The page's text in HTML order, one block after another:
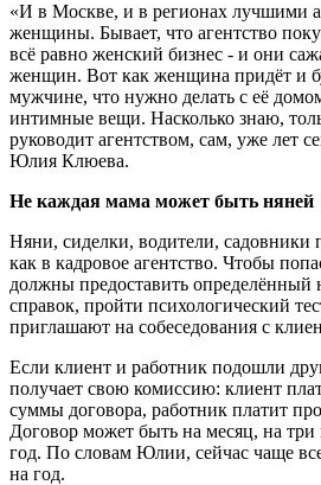
«И в Москве, и в регионах лучшими
женщины. Бывает, что агентство
всё равно женский бизнес - и они
женщин. Вот как женщина придёт и
мужчине, что нужно делать с её
интимные вещи. Насколько знаю,
руководит агентством, сам, уже лет
Юлия Клюева.
Не каждая мама может быть няней
Няни, сиделки, водители, садовники
как в кадровое агентство. Чтобы
должны предоставить определённый
справок, пройти психологический
приглашают на собеседования с
Если клиент и работник подошли
получает свою комиссию: клиент
суммы договора, работник платит
Договор может быть на месяц, на три
год. По словам Юлии, сейчас чаще
на год.